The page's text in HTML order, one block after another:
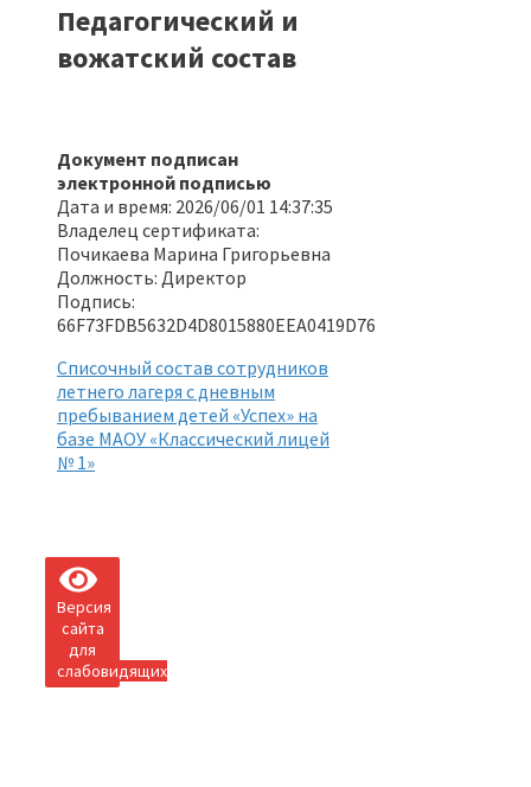
Педагогический и
вожатский состав
Документ подписан
электронной подписью
Дата и время: 2026/06/01 14:37:35
Владелец сертификата:
Почикаева Марина Григорьевна
Должность: Директор
Подпись:
‎66F73FDB5632D4D8015880EEA0419D76
Списочный состав сотрудников
летнего лагеря с дневным
пребыванием детей «Успех» на
базе МАОУ «Классический лицей
№ 1»
Версия
сайта
для
слабовидящих